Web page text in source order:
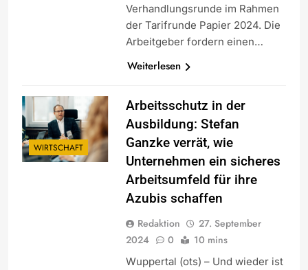
Verhandlungsrunde im Rahmen
der Tarifrunde Papier 2024. Die
Arbeitgeber fordern einen…
Weiterlesen
WIRTSCHAFT
Arbeitsschutz in der
Ausbildung: Stefan
Ganzke verrät, wie
Unternehmen ein sicheres
Arbeitsumfeld für ihre
Azubis schaffen
Redaktion
27. September
2024
0 10 mins
Wuppertal (ots) – Und wieder ist